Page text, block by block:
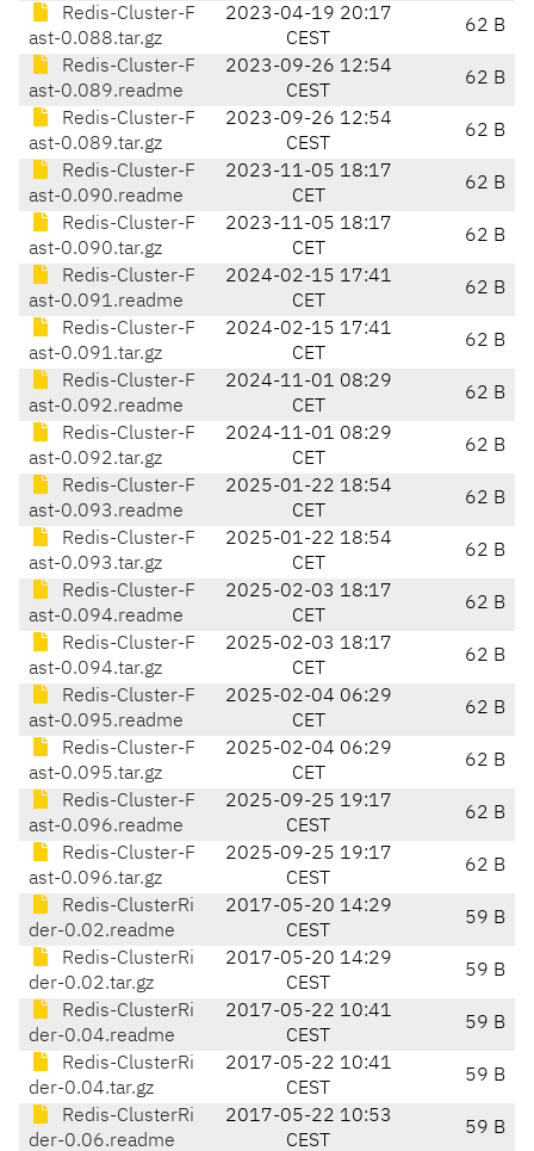
Redis-Cluster-F
ast-0.088.tar.gz
2023-04-19 20:17
CEST
62 B
Redis-Cluster-F
ast-0.089.readme
2023-09-26 12:54
CEST
62 B
Redis-Cluster-F
ast-0.089.tar.gz
2023-09-26 12:54
CEST
62 B
Redis-Cluster-F
ast-0.090.readme
2023-11-05 18:17
CET
62 B
Redis-Cluster-F
ast-0.090.tar.gz
2023-11-05 18:17
CET
62 B
Redis-Cluster-F
ast-0.091.readme
2024-02-15 17:41
CET
62 B
Redis-Cluster-F
ast-0.091.tar.gz
2024-02-15 17:41
CET
62 B
Redis-Cluster-F
ast-0.092.readme
2024-11-01 08:29
CET
62 B
Redis-Cluster-F
ast-0.092.tar.gz
2024-11-01 08:29
CET
62 B
Redis-Cluster-F
ast-0.093.readme
2025-01-22 18:54
CET
62 B
Redis-Cluster-F
ast-0.093.tar.gz
2025-01-22 18:54
CET
62 B
Redis-Cluster-F
ast-0.094.readme
2025-02-03 18:17
CET
62 B
Redis-Cluster-F
ast-0.094.tar.gz
2025-02-03 18:17
CET
62 B
Redis-Cluster-F
ast-0.095.readme
2025-02-04 06:29
CET
62 B
Redis-Cluster-F
ast-0.095.tar.gz
2025-02-04 06:29
CET
62 B
Redis-Cluster-F
ast-0.096.readme
2025-09-25 19:17
CEST
62 B
Redis-Cluster-F
ast-0.096.tar.gz
2025-09-25 19:17
CEST
62 B
Redis-ClusterRi
der-0.02.readme
2017-05-20 14:29
CEST
59 B
Redis-ClusterRi
der-0.02.tar.gz
2017-05-20 14:29
CEST
59 B
Redis-ClusterRi
der-0.04.readme
2017-05-22 10:41
CEST
59 B
Redis-ClusterRi
der-0.04.tar.gz
2017-05-22 10:41
CEST
59 B
Redis-ClusterRi
der-0.06.readme
2017-05-22 10:53
CEST
59 B